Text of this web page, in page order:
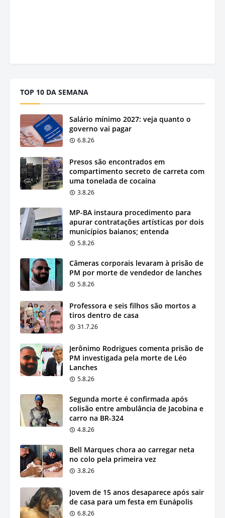
TOP 10 DA SEMANA
Salário mínimo 2027: veja quanto o
governo vai pagar
6.8.26
Presos são encontrados em
compartimento secreto de carreta com
uma tonelada de cocaína
3.8.26
MP-BA instaura procedimento para
apurar contratações artísticas por dois
municípios baianos; entenda
5.8.26
Câmeras corporais levaram à prisão de
PM por morte de vendedor de lanches
5.8.26
Professora e seis filhos são mortos a
tiros dentro de casa
31.7.26
Jerônimo Rodrigues comenta prisão de
PM investigada pela morte de Léo
Lanches
5.8.26
Segunda morte é confirmada após
colisão entre ambulância de Jacobina e
carro na BR-324
4.8.26
Bell Marques chora ao carregar neta
no colo pela primeira vez
3.8.26
Jovem de 15 anos desaparece após sair
de casa para um festa em Eunápolis
6.8.26